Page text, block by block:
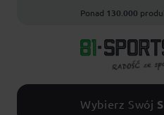
Ponad 130.000
Wybierz Swój